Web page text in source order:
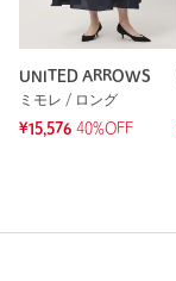
UNITED ARROWS
ミモレ / ロング
¥15,576 40%OFF